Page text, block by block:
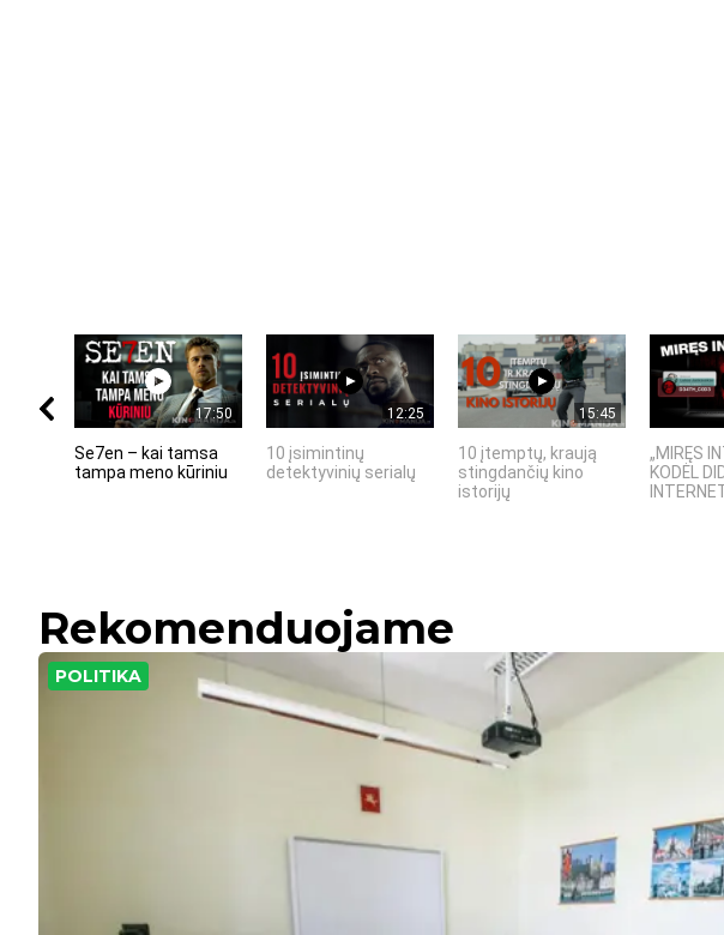
17:50
Se7en – kai tamsa
tampa meno kūriniu
12:25
10 įsimintinų
detektyvinių serialų
15:45
10 įtemptų, kraują
stingdančių kino
istorijų
„MIRĘS
KODĖL
Rekomenduojame
POLITIKA